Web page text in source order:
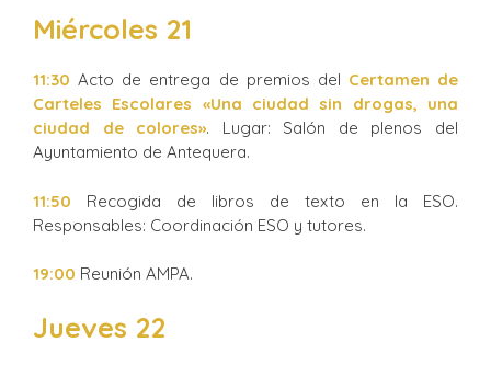
Miércoles 21
11:30 Acto de entrega de premios del Certamen de
Carteles Escolares «Una ciudad sin drogas, una
ciudad de colores». Lugar: Salón de plenos del
Ayuntamiento de Antequera.
11:50 Recogida de libros de texto en la ESO.
Responsables: Coordinación ESO y tutores.
19:00 Reunión AMPA.
Jueves 22